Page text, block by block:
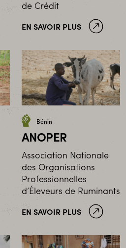
de Crédit
EN SAVOIR PLUS
Bénin
ANOPER
Association Nationale
des Organisations
Professionnelles
d’Éleveurs de Ruminants
EN SAVOIR PLUS